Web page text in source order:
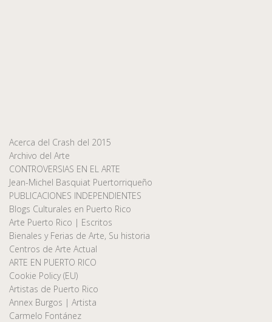
Acerca del Crash del 2015
Archivo del Arte
CONTROVERSIAS EN EL ARTE
Jean-Michel Basquiat Puertorriqueño
PUBLICACIONES INDEPENDIENTES
Blogs Culturales en Puerto Rico
Arte Puerto Rico | Escritos
Bienales y Ferias de Arte, Su historia
Centros de Arte Actual
ARTE EN PUERTO RICO
Cookie Policy (EU)
Artistas de Puerto Rico
Annex Burgos | Artista
Carmelo Fontánez